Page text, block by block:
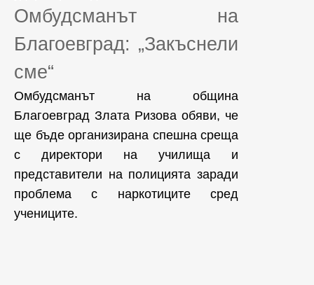
Омбудсманът на
Благоевград: „Закъснели
сме“
Омбудсманът на община
Благоевград Злата Ризова обяви, че
ще бъде организирана спешна среща
с директори на училища и
представители на полицията заради
проблема с наркотиците сред
учениците.